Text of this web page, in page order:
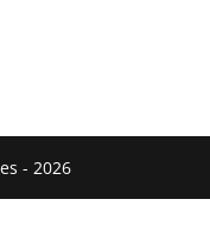
- 2026